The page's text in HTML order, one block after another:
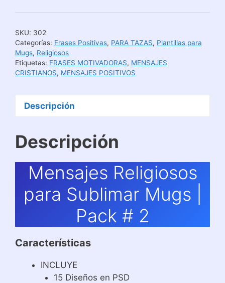
Sublimar
|
Pack
#
2
SKU: 302
Categorías: Frases Positivas, PARA TAZAS, Plantillas para
Mugs, Religiosos
Etiquetas: FRASES MOTIVADORAS, MENSAJES
CRISTIANOS, MENSAJES POSITIVOS
Descripción
Descripción
Mensajes Religiosos
para Sublimar Mugs |
Pack # 2
Características
INCLUYE
15 Diseños en PSD